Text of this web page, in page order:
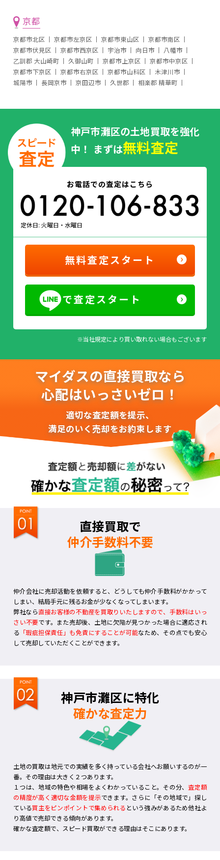
京都
京都市北区 京都市左京区 京都市東山区
京都市南区
京都市伏見区
京都市西京区 宇治市 向日市
八幡市
乙訓郡 大山崎町
久御山町 京都市上京区
京都市中京区
京都市下京区
京都市右京区 京都市山科区
木津川市
城陽市
長岡京市 京田辺市 久世郡 相楽郡 精華町
神戸市灘区の土地買取を強化
中！ まずは無料査定
お電話での査定はこちら
定休日: 火曜日・水曜日
無料査定スタート
で査定スタート
※当社規定により買い取れない場合もございます
マイダスの直接買取なら
心配はいっさいゼロ！
適切な査定額を提示、
満足のいく売却をお約束します
直接買取で
仲介手数料不要
仲介会社に売却活動を依頼すると、どうしても仲介手数料がかかって
しまい、結局手元に残るお金が少なくなってしまいます。
弊社なら直接お客様の不動産を買取りいたしますので、手数料はいっ
さい不要です。また売却後、土地に欠陥が見つかった場合に適応され
る 「瑕疵担保責任」も免責にすることが可能なため、その点でも安心
して売却していただくことができます。
神戸市灘区に特化
確かな査定力
土地の買取は地元での実績を多く持っている会社へお願いするのが一
番。その理由は大きく２つあります。
１つは、地域の特色や相場をよくわかっていること。その分、 査定額
の精度が高く適切な金額を提示できます。さらに「その地域で」探し
ている買主をピンポイントで集められる という強みがあるため他社よ
り高値で売却できる傾向があります。
確かな査定額で、スピード買取ができる理由はそこにあります。